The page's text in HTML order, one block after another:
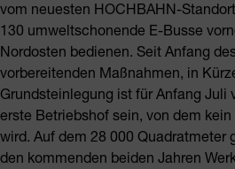
vom neuesten HOCHBAHN-
130 umweltschonende E-Busse
Nordosten bedienen. Seit Anfang
vorbereitenden Maßnahmen, in
Grundsteinlegung ist für Anfang Juli
erste Betriebshof sein, von dem
wird. Auf dem 28 000 Quadratmeter
den kommenden beiden Jahren